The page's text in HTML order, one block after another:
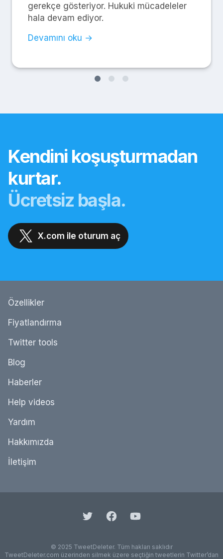
gerekçe gösteriyor. Hukuki mücadeleler
hala devam ediyor.
Devamını oku →
Kendini koşuşturmadan
kurtar.
Ücretsiz başla.
X.com ile oturum aç
Özellikler
Fiyatlandırma
Twitter tools
Blog
Haberler
Help videos
Yardım
Hakkımızda
İletişim
© 2025 TweetDeleter. Tüm hakları saklıdır
TweetDeleter.com üzerinden silmek üzere seçtiğin tweetlerin Twitter’dan